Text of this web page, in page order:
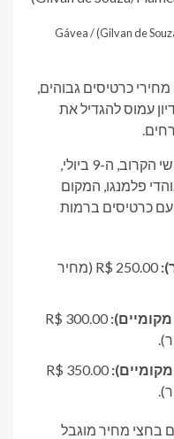
צילום: אוהדי פלמנגו בארה"ב (Gilvan de Souza/Flamengo) / Gávea
כרטיסים גבוהים,
עמוס להגדיל את
מכירת הכרטיסים תתחיל ביום חמישי הקרוב, ה-9 ביולי,
אוהדי פלמנגו, המקום
עם כרטיסים ברמות
R$ 250.00 (מחיר
R$ 300.00
R$ 350.00
בחצי מחיר מוגבל